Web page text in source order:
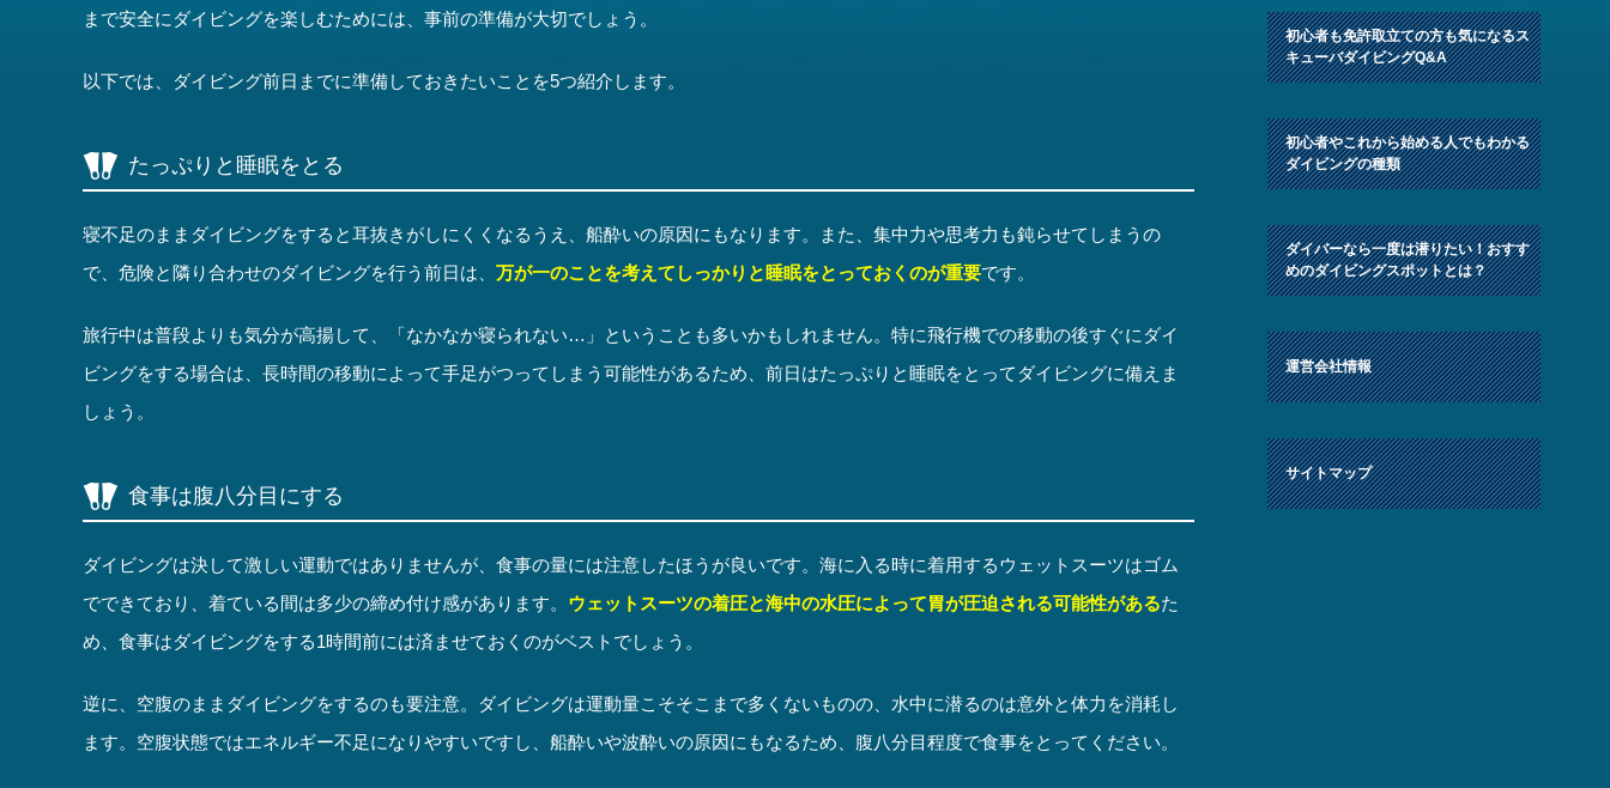
まで安全にダイビングを楽しむためには、事前の準備が大切でしょう。
以下では、ダイビング前日までに準備しておきたいことを5つ紹介します。
たっぷりと睡眠をとる
寝不足のままダイビングをすると耳抜きがしにくくなるうえ、船酔いの原因にもなります。また、集中力や思考力も鈍らせてしまうの
で、危険と隣り合わせのダイビングを行う前日は、 万が一のことを考えてしっかりと睡眠をとっておくのが重要です。
旅行中は普段よりも気分が高揚して、「なかなか寝られない…」ということも多いかもしれません。特に飛行機での移動の後すぐにダイ
ビングをする場合は、長時間の移動によって手足がつってしまう可能性があるため、前日はたっぷりと睡眠をとってダイビングに備えま
しょう。
食事は腹八分目にする
ダイビングは決して激しい運動ではありませんが、食事の量には注意したほうが良いです。海に入る時に着用するウェットスーツはゴム
でできており、着ている間は多少の締め付け感があります。 ウェットスーツの着圧と海中の水圧によって胃が圧迫される可能性があるた
め、食事はダイビングをする1時間前には済ませておくのがベストでしょう。
逆に、空腹のままダイビングをするのも要注意。ダイビングは運動量こそそこまで多くないものの、水中に潜るのは意外と体力を消耗し
ます。空腹状態ではエネルギー不足になりやすいですし、船酔いや波酔いの原因にもなるため、腹八分目程度で食事をとってください。
初心者も免許取立ての方も気になるス
キューバダイビングQ&A
初心者やこれから始める人でもわかる
ダイビングの種類
ダイバーなら一度は潜りたい！おすす
めのダイビングスポットとは？
運営会社情報
サイトマップ